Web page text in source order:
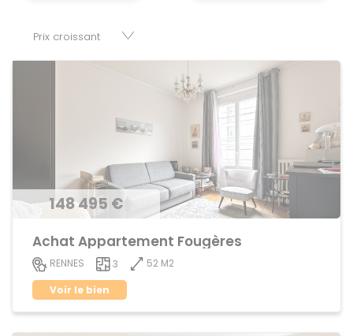
parkings, cessions de baux, fonds de commerces,
148 495 €
Achat Appartement Fougères
RENNES 3
52 M2
Voir le bien